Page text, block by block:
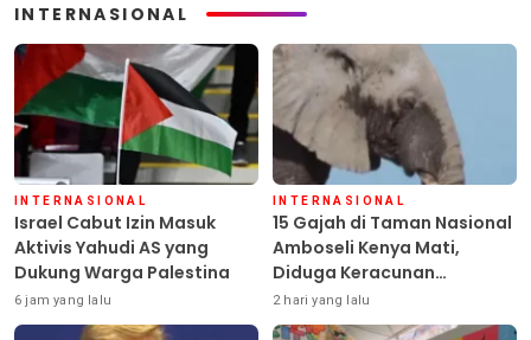
INTERNASIONAL
INTERNASIONAL
Israel Cabut Izin Masuk
Aktivis Yahudi AS yang
Dukung Warga Palestina
6 jam yang lalu
INTERNASIONAL
15 Gajah di Taman Nasional
Amboseli Kenya Mati,
Diduga Keracunan
Pestisida
2 hari yang lalu